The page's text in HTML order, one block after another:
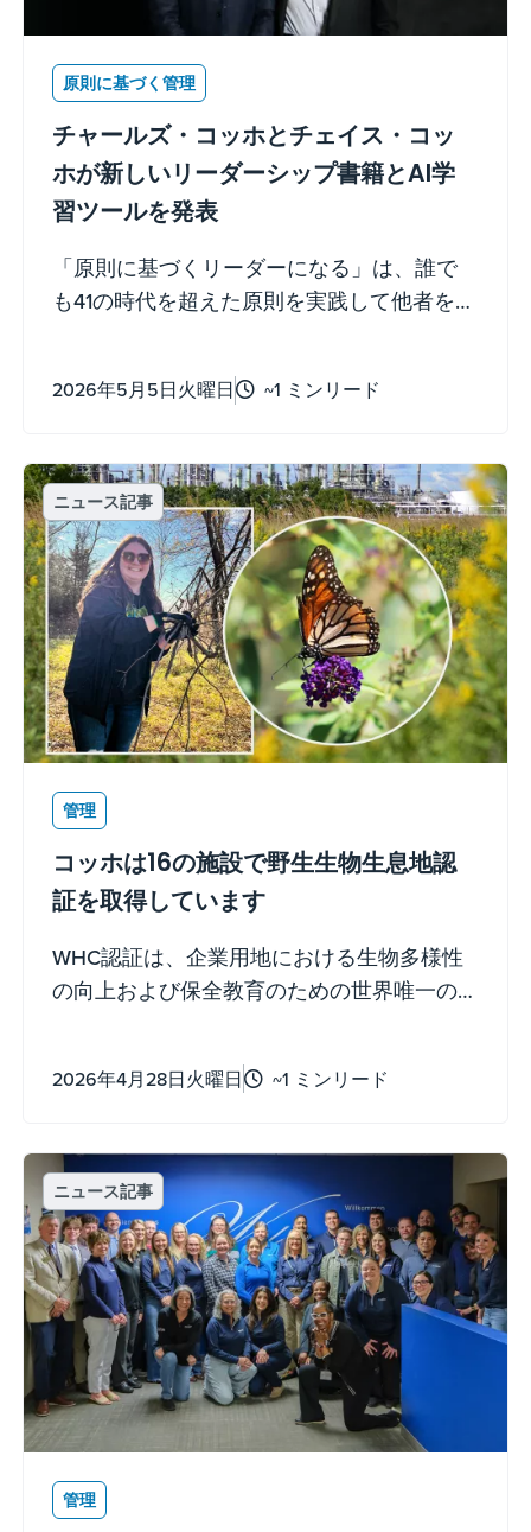
原則に基づく管理
チャールズ・コッホとチェイス・コッ
ホが新しいリーダーシップ書籍とAI学
習ツールを発表
「原則に基づくリーダーになる」は、誰で
も41の時代を超えた原則を実践して他者を導
2026年5月5日火曜日 ~1 ミンリード
ニュース記事
管理
コッホは16の施設で野生生物生息地認
証を取得しています
WHC認証は、企業用地における生物多様性
の向上および保全教育のための世界唯一の
く、文書化され、測定可能な継続的な努力
2026年4月28日火曜日 ~1 ミンリード
ニュース記事
管理